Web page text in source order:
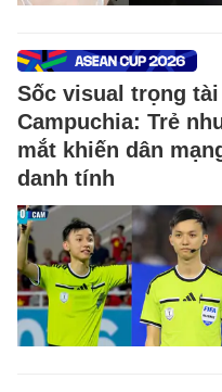
Sốc visual trọng
Campuchia: Trẻ
mắt khiến dân
danh tính